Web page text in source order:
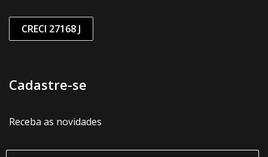
CRECI 27168 J
Cadastre-se
Receba as novidades